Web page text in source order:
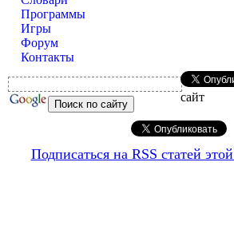
Программы
Игры
Форум
Контакты
сайт
Подписаться на RSS статей